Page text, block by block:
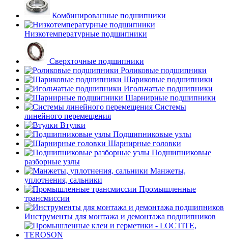
Комбинированные подшипники
Низкотемпературные подшипники
Сверхточные подшипники
Роликовые подшипники
Шариковые подшипники
Игольчатые подшипники
Шарнирные подшипники
Системы
линейного перемещения
Втулки
Подшипниковые узлы
Шарнирные головки
Подшипниковые
разборные узлы
Манжеты,
уплотнения, сальники
Промышленные
трансмиссии
Инструменты для монтажа и демонтажа подшипников